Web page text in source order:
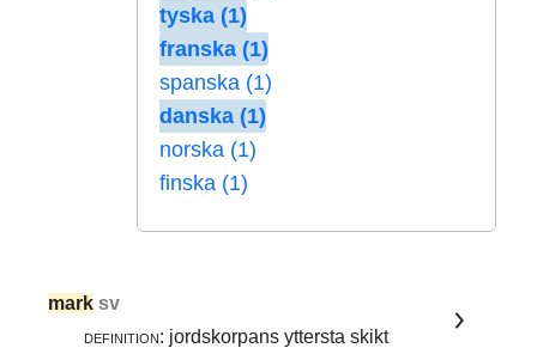
tyska (1)
franska (1)
spanska (1)
danska (1)
norska (1)
finska (1)
mark sv
definition: jordskorpans yttersta skikt